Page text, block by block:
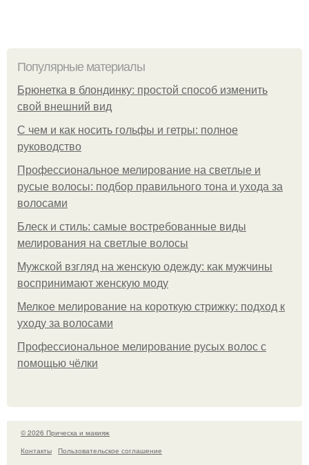
Популярные материалы
Брюнетка в блондинку: простой способ изменить
свой внешний вид
С чем и как носить гольфы и гетры: полное
руководство
Профессиональное мелирование на светлые и
русые волосы: подбор правильного тона и ухода за
волосами
Блеск и стиль: самые востребованные виды
мелирования на светлые волосы
Мужской взгляд на женскую одежду: как мужчины
воспринимают женскую моду
Мелкое мелирование на короткую стрижку: подход к
уходу за волосами
Профессиональное мелирование русых волос с
помощью чёлки
© 2026 Прическа и макияж
Контакты
Пользовательское соглашение